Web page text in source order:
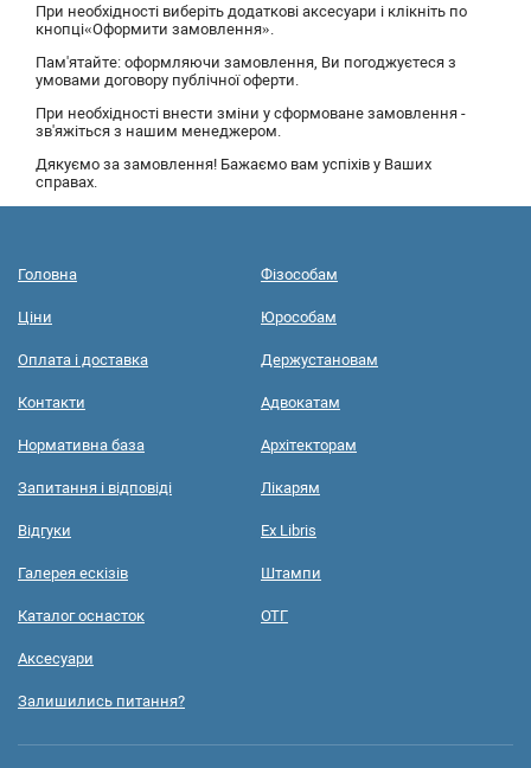
При необхідності виберіть додаткові аксесуари і клікніть по
кнопці«Оформити замовлення».
Пам'ятайте: оформляючи замовлення, Ви погоджуєтеся з
умовами договору публічної оферти.
При необхідності внести зміни у сформоване замовлення -
зв'яжіться з нашим менеджером.
Дякуємо за замовлення! Бажаємо вам успіхів у Ваших
справах.
Головна
Ціни
Оплата і доставка
Контакти
Нормативна база
Запитання і відповіді
Відгуки
Галерея ескізів
Каталог оснасток
Аксесуари
Залишились питання?
Фізособам
Юрособам
Держустановам
Адвокатам
Архітекторам
Лікарям
Ex Libris
Штампи
ОТГ